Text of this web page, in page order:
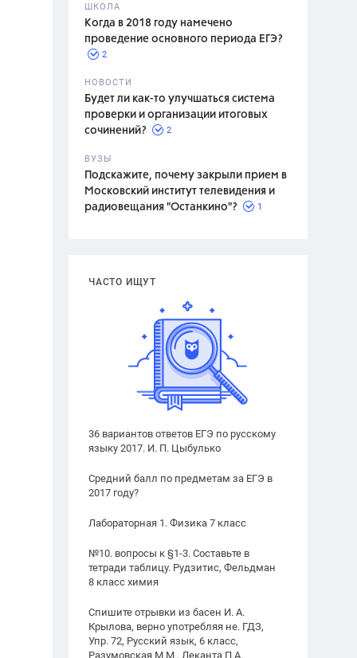
ШКОЛА
Когда в 2018 году намечено
проведение основного периода ЕГЭ?
2
НОВОСТИ
Будет ли как-то улучшаться система
проверки и организации итоговых
сочинений?
2
ВУЗЫ
Подскажите, почему закрыли прием в
Московский институт телевидения и
радиовещания "Останкино"?
1
ЧАСТО ИЩУТ
36 вариантов ответов ЕГЭ по русскому
языку 2017. И. П. Цыбулько
Средний балл по предметам за ЕГЭ в
2017 году?
Лабораторная 1. Физика 7 класс
№10. вопросы к §1-3. Составьте в
тетради таблицу. Рудзитис, Фельдман
8 класс химия
Спишите отрывки из басен И. А.
Крылова, верно употребляя не. ГДЗ,
Упр. 72, Русский язык, 6 класс,
Разумовская М.М., Леканта П.А.